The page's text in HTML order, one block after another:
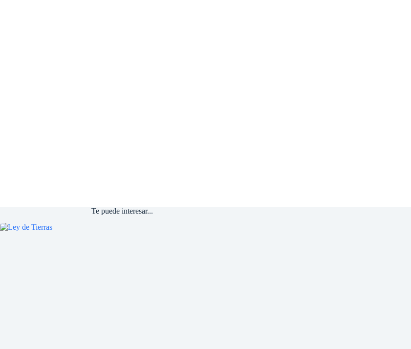
Te puede interesar...